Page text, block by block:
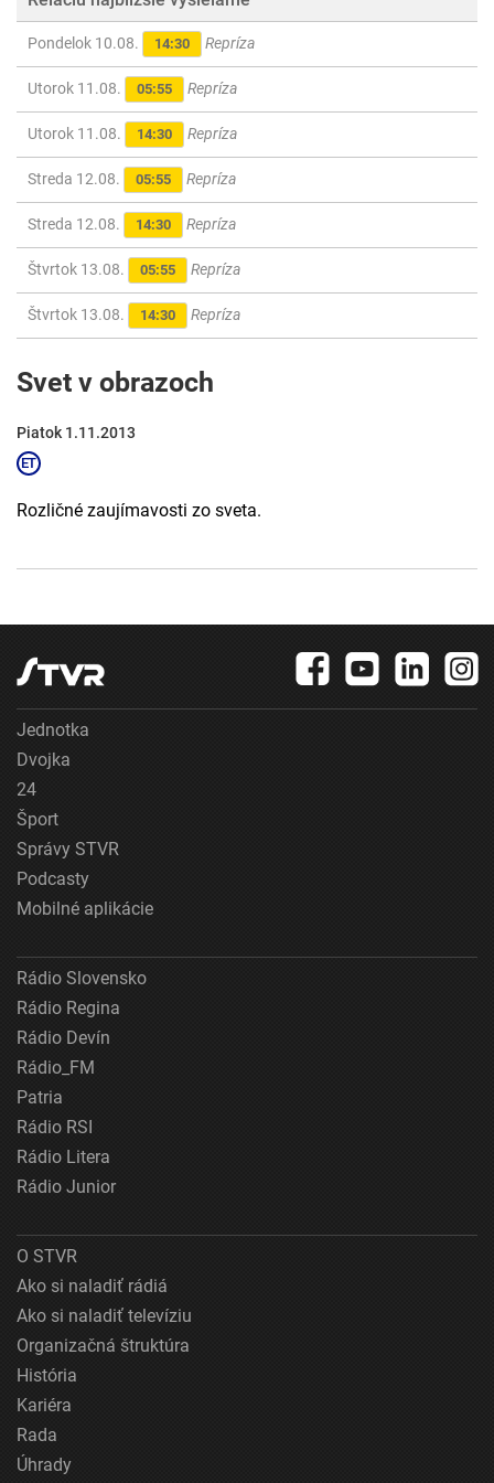
Pondelok 10.08. 14:30 Repríza
Utorok 11.08. 05:55 Repríza
Utorok 11.08. 14:30 Repríza
Streda 12.08. 05:55 Repríza
Streda 12.08. 14:30 Repríza
Štvrtok 13.08. 05:55 Repríza
Štvrtok 13.08. 14:30 Repríza
Svet v obrazoch
Piatok 1.11.2013
Rozličné zaujímavosti zo sveta.
Jednotka
Dvojka
24
Šport
Správy STVR
Podcasty
Mobilné aplikácie
Rádio Slovensko
Rádio Regina
Rádio Devín
Rádio_FM
Patria
Rádio RSI
Rádio Litera
Rádio Junior
O STVR
Ako si naladiť rádiá
Ako si naladiť televíziu
Organizačná štruktúra
História
Kariéra
Rada
Úhrady